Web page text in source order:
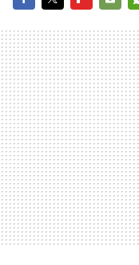
MAIL